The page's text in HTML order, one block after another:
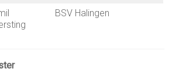
BSV Halingen